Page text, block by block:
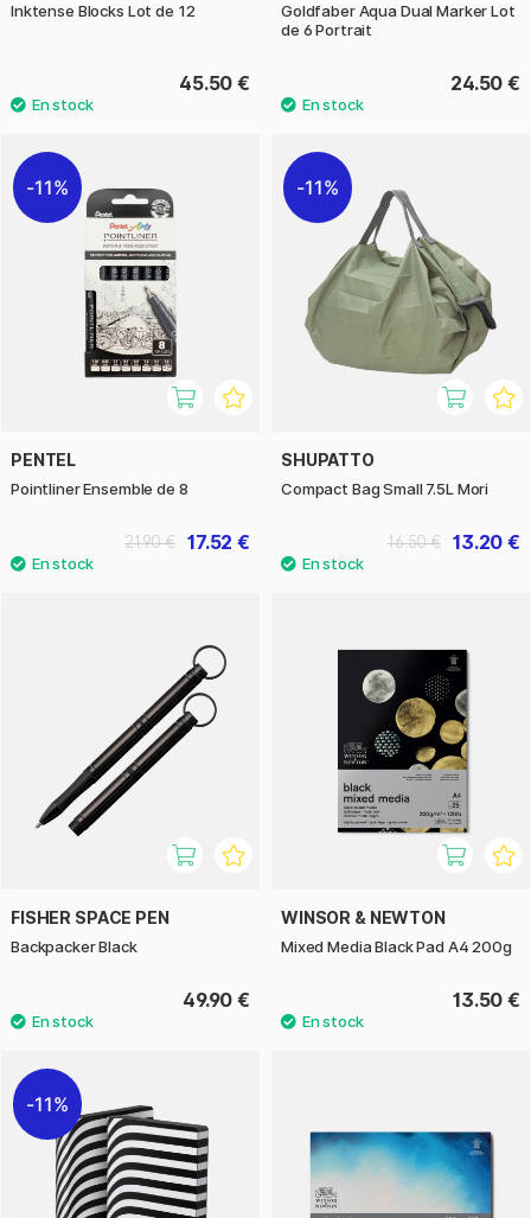
Inktense Blocks Lot de 12
45.50 €
Goldfaber Aqua Dual Marker Lot
de 6 Portrait
24.50 €
11%
PENTEL
Pointliner Ensemble de 8
17.52 €
21.90 €
11%
SHUPATTO
Compact Bag Small 7.5L Mori
13.20 €
16.50 €
FISHER SPACE PEN
Backpacker Black
49.90 €
WINSOR & NEWTON
Mixed Media Black Pad A4 200g
13.50 €
11%